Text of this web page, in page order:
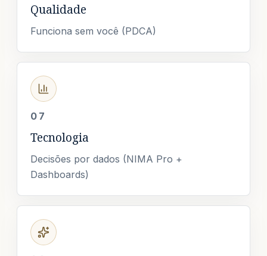
Qualidade
Funciona sem você (PDCA)
07
Tecnologia
Decisões por dados (NIMA Pro +
Dashboards)